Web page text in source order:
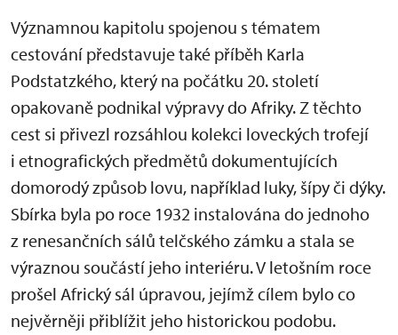
Významnou kapitolu spojenou s tématem
cestování představuje také příběh Karla
Podstatzkého, který na počátku 20. století
opakovaně podnikal výpravy do Afriky. Z těchto
cest si přivezl rozsáhlou kolekci loveckých trofejí
i etnografických předmětů dokumentujících
domorodý způsob lovu, například luky, šípy či dýky.
Sbírka byla po roce 1932 instalována do jednoho
z renesančních sálů telčského zámku a stala se
výraznou součástí jeho interiéru. V letošním roce
prošel Africký sál úpravou, jejímž cílem bylo co
nejvěrněji přiblížit jeho historickou podobu.